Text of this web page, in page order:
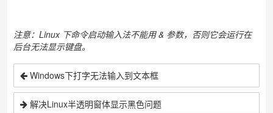
注意：Linux 下命令启动输入法不能用 & 参数，否则它会运行在
后台无法显示键盘。
Windows下打字无法输入到文本框
解决Linux半透明窗体显示黑色问题